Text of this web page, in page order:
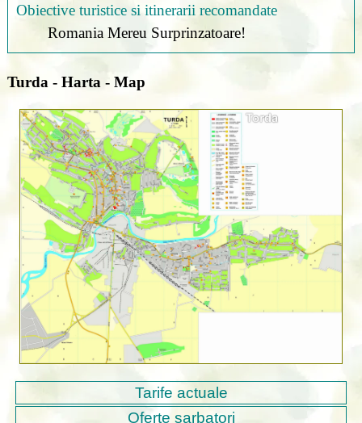
Obiective turistice si itinerarii recomandate
Romania Mereu Surprinzatoare!
Turda - Harta - Map
Tarife actuale
Oferte sarbatori